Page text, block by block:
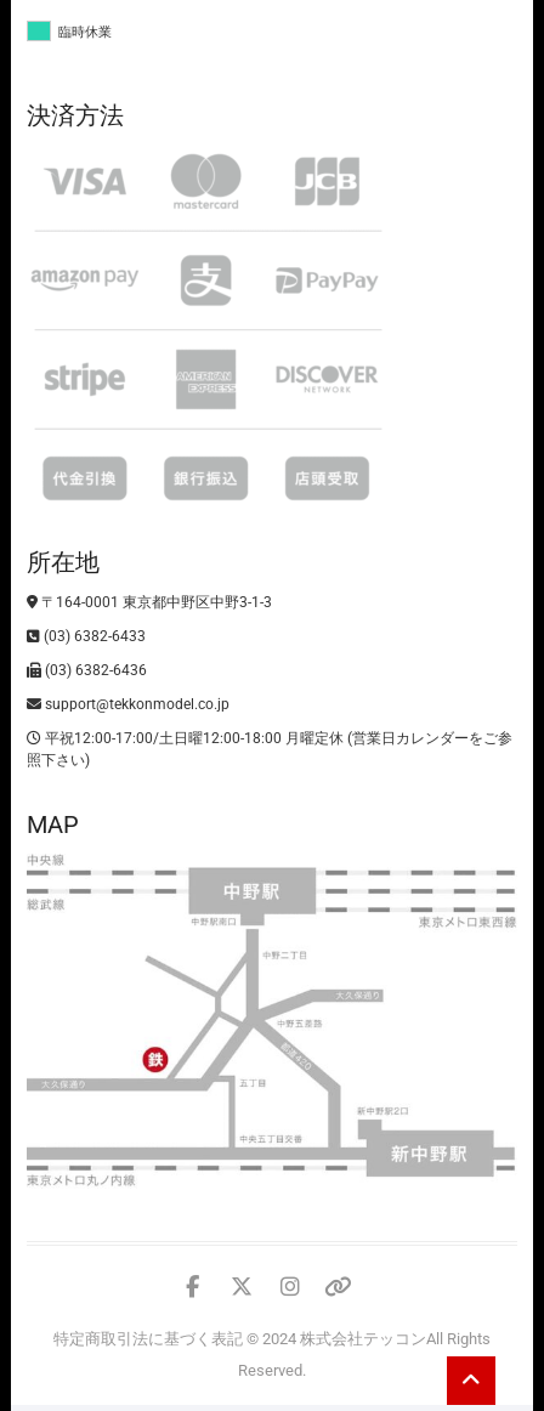
臨時休業
決済方法
所在地
〒164-0001 東京都中野区中野3-1-3
(03) 6382-6433
(03) 6382-6436
support@tekkonmodel.co.jp
平祝12:00-17:00/土日曜12:00-18:00 月曜定休 (営業日カレンダーをご参
照下さい)
MAP
facebook
twitter
instagram
情
特定商取引法に基づく表記© 2024 株式会社テッコンAll Rights
Reserved.
to